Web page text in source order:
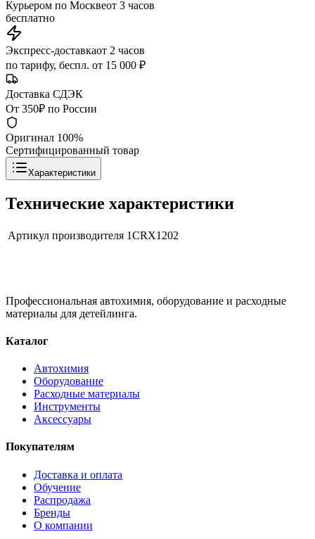
Курьером по Москвеот 3 часов
бесплатно
Экспресс-доставкаот 2 часов
по тарифу, беспл. от 15 000 ₽
Доставка СДЭК
От 350₽ по России
Оригинал 100%
Сертифицированный товар
Характеристики
Технические характеристики
Артикул производителя 1CRX1202
Профессиональная автохимия, оборудование и расходные
материалы для детейлинга.
Каталог
Автохимия
Оборудование
Расходные материалы
Инструменты
Аксессуары
Покупателям
Доставка и оплата
Обучение
Распродажа
Бренды
О компании